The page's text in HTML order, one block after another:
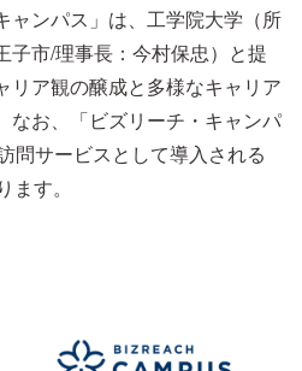
ャンパス」は、工学院大学（所
子市/理事長：今村保忠）と提
リア観の醸成と多様なキャリア
なお、「ビズリーチ・キャンパ
問サービスとして導入される
す。